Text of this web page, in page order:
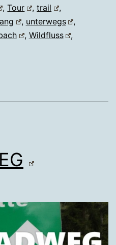
,Tour ,trail
,
, unterwegs
,
, Wildfluss
,